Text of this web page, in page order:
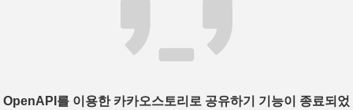
OpenAPI를 이용한 카카오스토리로 공유하기 기능이 종료되었